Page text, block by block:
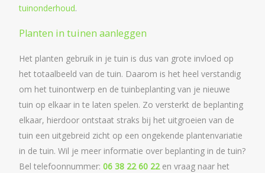
tuinonderhoud.
Planten in tuinen aanleggen
Het planten gebruik in je tuin is dus van grote invloed op
het totaalbeeld van de tuin. Daarom is het heel verstandig
om het tuinontwerp en de tuinbeplanting van je nieuwe
tuin op elkaar in te laten spelen. Zo versterkt de beplanting
elkaar, hierdoor ontstaat straks bij het uitgroeien van de
tuin een uitgebreid zicht op een ongekende plantenvariatie
in de tuin. Wil je meer informatie over beplanting in de tuin?
Bel telefoonnummer: 06 38 22 60 22en vraag naar het